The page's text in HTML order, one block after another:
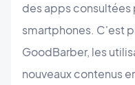
des apps consultées
smartphones. C'est
GoodBarber, les
nouveaux contenus